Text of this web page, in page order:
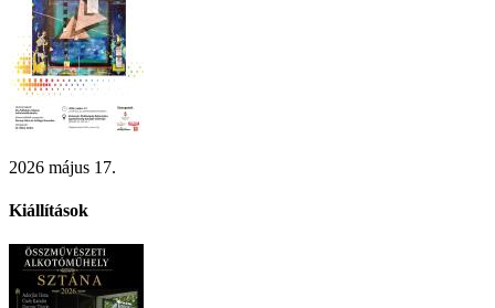
2026 május 17.
Kiállítások